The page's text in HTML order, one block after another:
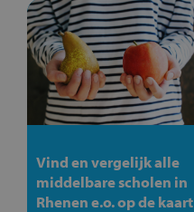
Vind en vergelijk alle
middelbare scholen in
Rhenen e.o. op de kaart